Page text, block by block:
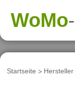
WoMo-
Startseite > Hersteller